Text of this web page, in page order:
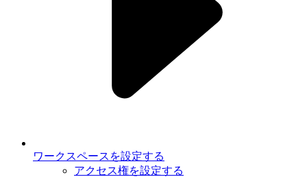
ワークスペースを設定する
アクセス権を設定する